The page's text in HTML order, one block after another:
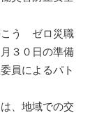
こう ゼロ災職
３０日の準備
員によるパト
、地域での交